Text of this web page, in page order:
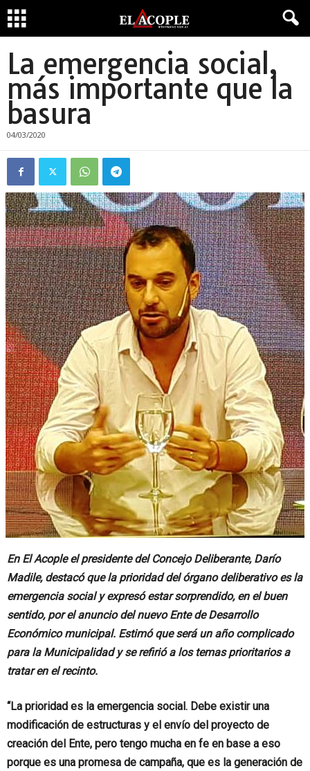
La emergencia social,
más importante que la
basura
04/03/2020
En El Acople el presidente del Concejo Deliberante, Darío
Madile, destacó que la prioridad del órgano deliberativo es la
emergencia social y expresó estar sorprendido, en el buen
sentido, por el anuncio del nuevo Ente de Desarrollo
Económico municipal. Estimó que será un año complicado
para la Municipalidad y se refirió a los temas prioritarios a
tratar en el recinto.
“La prioridad es la emergencia social. Debe existir una
modificación de estructuras y el envío del proyecto de
creación del Ente, pero tengo mucha en fe en base a eso
porque es una promesa de campaña, que es la generación de